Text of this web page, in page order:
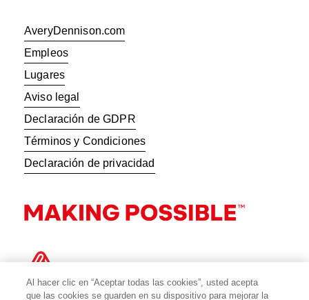
AveryDennison.com
Empleos
Lugares
Aviso legal
Declaración de GDPR
Términos y Condiciones
Declaración de privacidad
Al hacer clic en “Aceptar todas las cookies”, usted acepta
que las cookies se guarden en su dispositivo para mejorar la